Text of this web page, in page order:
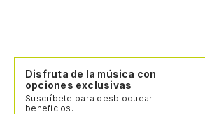
Disfruta de la música con
opciones exclusivas
Suscríbete para desbloquear
beneficios.